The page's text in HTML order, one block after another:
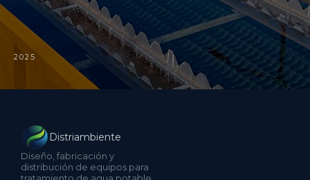
2025
Distriambiente
Diseño, fabricación y
distribución de equipos para